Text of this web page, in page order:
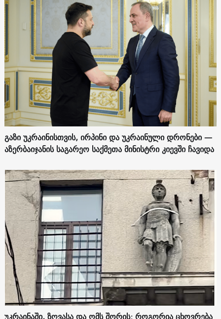
გაზი უკრაინისთვის, ირპინი და უკრაინული დრონები —
აზერბაიჯანის საგარეო საქმეთა მინისტრი კიევში ჩავიდა